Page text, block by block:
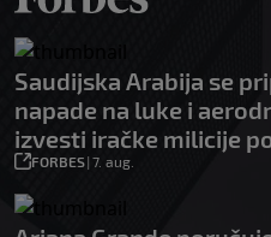
Saudijska Arabija se
napade na luke i
izvesti iračke milicije
FORBES| 7. aug.